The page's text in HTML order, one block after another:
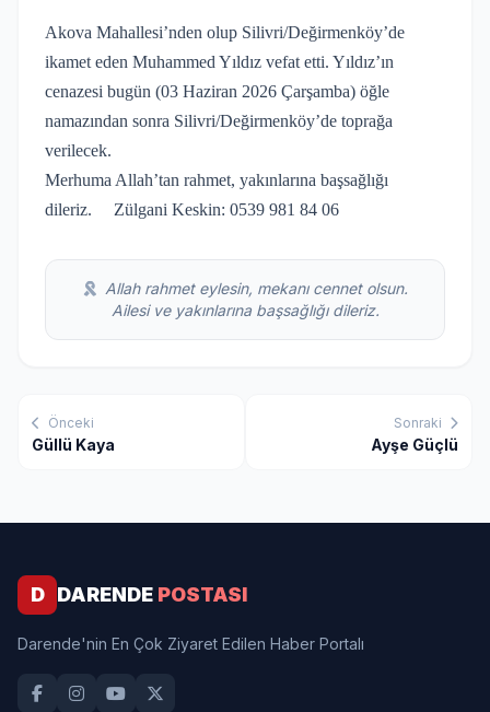
Akova Mahallesi’nden olup Silivri/Değirmenköy’de
ikamet eden Muhammed Yıldız vefat etti. Yıldız’ın
cenazesi bugün (03 Haziran 2026 Çarşamba) öğle
namazından sonra Silivri/Değirmenköy’de toprağa
verilecek.
Merhuma Allah’tan rahmet, yakınlarına başsağlığı
dileriz. Zülgani Keskin: 0539 981 84 06
Allah rahmet eylesin, mekanı cennet olsun.
Ailesi ve yakınlarına başsağlığı dileriz.
Önceki
Güllü Kaya
Sonraki
Ayşe Güçlü
D DARENDE POSTASI
Darende'nin En Çok Ziyaret Edilen Haber Portalı